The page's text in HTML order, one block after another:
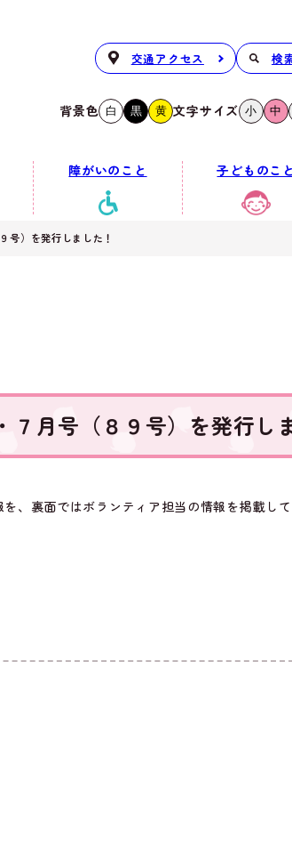
交通アクセス 検
背景色 白 黒 黄 文字サイズ 小 中
障がいのこと 子どものこと
号）を発行しました！
７月号（８９号）を発行し
、裏面ではボランティア担当の情報を掲載して